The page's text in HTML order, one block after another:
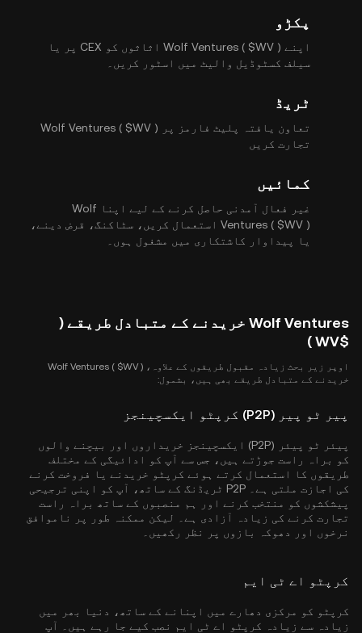
پکڑو
اپنے Wolf Ventures ( $WV ) اثاثوں کو CEX پر یا
سیلف کسٹوڈیل والیٹ میں اسٹور کریں۔
ٹریڈ
تعاون یافتہ پلیٹ فارمز پر Wolf Ventures ( $WV )
تجارت کریں
کمائیں
غیر فعال آمدنی حاصل کرنے کے لیے اپنا Wolf
Ventures ( $WV ) استعمال کریں، سٹاکنگ، قرض دینے،
یا پیداوار کاشتکاری میں مشغول ہوں۔
Wolf Ventures خریدنے کے متبادل طریقے (
$WV )
اوپر زیر بحث زیادہ مقبول طریقوں کے علاوہ، Wolf Ventures ( $WV )
خریدنے کے متبادل طریقے بھی ہیں، بشمول:
پیر ٹو پیر (P2P) کرپٹو ایکسچینجز
پیئر ٹو پیئر (P2P) ایکسچینجز خریداروں اور بیچنے والوں
کو براہ راست جوڑتے ہیں، جس سے آپ کو ادائیگی کے مختلف
طریقوں کا استعمال کرتے ہوئے کرپٹو خریدنے یا فروخت کرنے
کی اجازت ملتی ہے۔ P2P ٹریڈنگ کے ساتھ، آپ کو اپنی ترجیحی
پیشکشوں کو منتخب کرنے اور ہم منصبوں کے ساتھ براہ راست
تجارت کرنے کی زیادہ آزادی ہے۔ لیکن ممکنہ طور پر ناموافق
نرخوں اور دھوکہ بازوں پر نظر رکھیں۔
کرپٹو اے ٹی ایم
کرپٹو کو مرکزی دھارے میں اپنانے کے ساتھ، دنیا بھر میں
زیادہ سے زیادہ کرپٹو اے ٹی ایم نصب کیے جا رہے ہیں۔ آپ